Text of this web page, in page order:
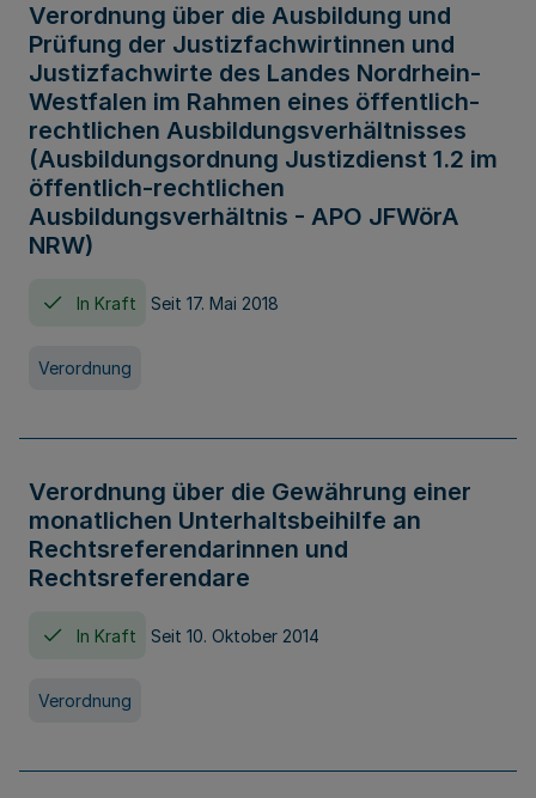
Verordnung über die Ausbildung und
Prüfung der Justizfachwirtinnen und
Justizfachwirte des Landes Nordrhein-
Westfalen im Rahmen eines öffentlich-
rechtlichen Ausbildungsverhältnisses
(Ausbildungsordnung Justizdienst 1.2 im
öffentlich-rechtlichen
Ausbildungsverhältnis - APO JFWörA
NRW)
In Kraft Seit 17. Mai 2018
Verordnung
Verordnung über die Gewährung einer
monatlichen Unterhaltsbeihilfe an
Rechtsreferendarinnen und
Rechtsreferendare
In Kraft Seit 10. Oktober 2014
Verordnung